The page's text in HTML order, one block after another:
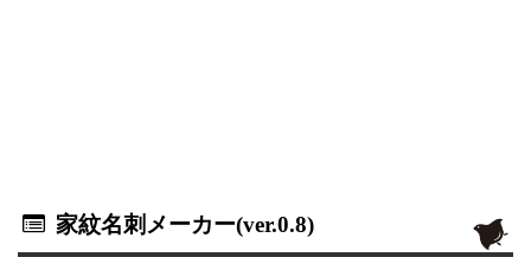
家紋名刺メーカー(ver.0.8)